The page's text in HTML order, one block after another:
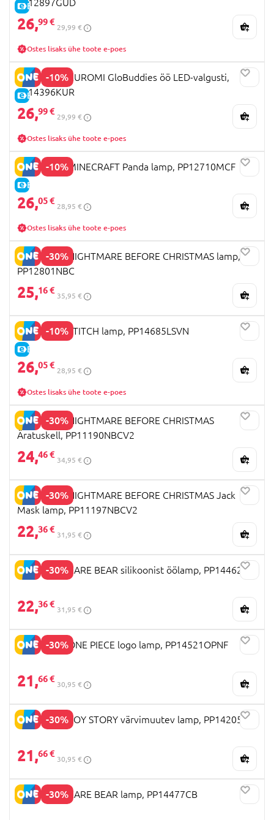
E-HIND
PP12897GUD
26,99 €
29,99 €
Ostes lisaks ühe toote e-poes
-10%
E-HIND
PALADONE KUROMI GloBuddies öö LED-valgusti,
PP14396KUR
26,99 €
29,99 €
Ostes lisaks ühe toote e-poes
-10%
E-HIND
PALADONE MINECRAFT Panda lamp, PP12710MCF
26,05 €
28,95 €
Ostes lisaks ühe toote e-poes
-30%
PALADONE NIGHTMARE BEFORE CHRISTMAS lamp,
PP12801NBC
25,16 €
35,95 €
-10%
E-HIND
PALADONE STITCH lamp, PP14685LSVN
26,05 €
28,95 €
Ostes lisaks ühe toote e-poes
-30%
PALADONE NIGHTMARE BEFORE CHRISTMAS
Äratuskell, PP11190NBCV2
24,46 €
34,95 €
-30%
PALADONE NIGHTMARE BEFORE CHRISTMAS Jack
Mask lamp, PP11197NBCV2
22,36 €
31,95 €
-30%
PALADONE CARE BEAR silikoonist öölamp, PP14462CB
22,36 €
31,95 €
-30%
PALADONE ONE PIECE logo lamp, PP14521OPNF
21,66 €
30,95 €
-30%
PALADONE TOY STORY värvimuutev lamp, PP14205TS
21,66 €
30,95 €
-30%
PALADONE CARE BEAR lamp, PP14477CB